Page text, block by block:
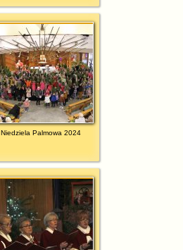
Niedziela Palmowa 2024